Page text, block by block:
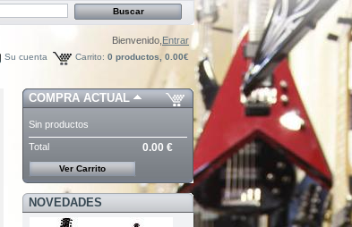
Bienvenido, Entrar
Carrito: 0 productos, 0.00€
Su cuenta
COMPRA ACTUAL
Sin productos
Total 0.00 €
Ver Carrito
NOVEDADES